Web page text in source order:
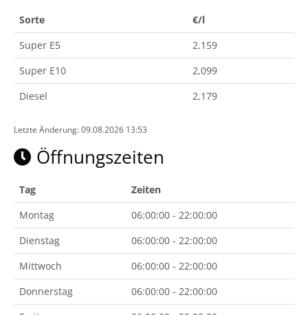
Sorte
€/l
Super E5
2,159
Super E10
2,099
Diesel
2,179
Letzte Änderung: 09.08.2026 13:53
Öffnungszeiten
Tag
Zeiten
Montag
06:00:00 - 22:00:00
Dienstag
06:00:00 - 22:00:00
Mittwoch
06:00:00 - 22:00:00
Donnerstag
06:00:00 - 22:00:00